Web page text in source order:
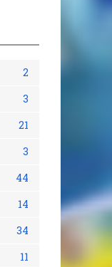
2
3
21
3
44
14
34
11